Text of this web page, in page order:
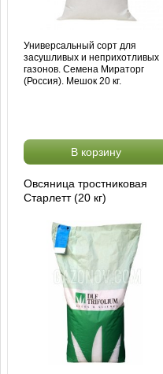
Универсальный сорт для
засушливых и неприхотливых
газонов. Семена Мираторг
(Россия). Мешок 20 кг.
В корзину
Овсяница тростниковая
Старлетт (20 кг)